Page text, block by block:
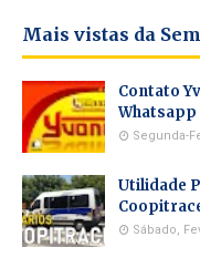
Mais vistas da
Contato
Whatsapp
Segunda-
Utilidade
Sábado,